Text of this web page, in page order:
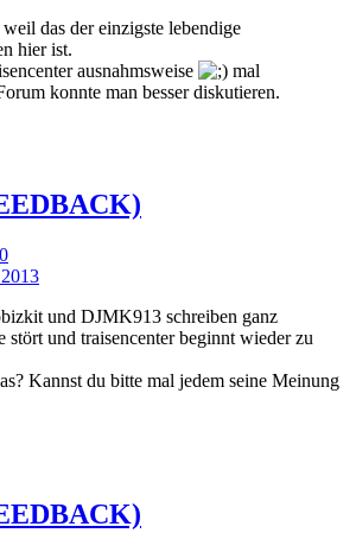
das der einzigste lebendige
hier ist.
ausnahmsweise
mal
konnte man besser diskutieren.
und DJMK913 schreiben ganz
stört und traisencenter beginnt wieder zu
Kannst du bitte mal jedem seine Meinung